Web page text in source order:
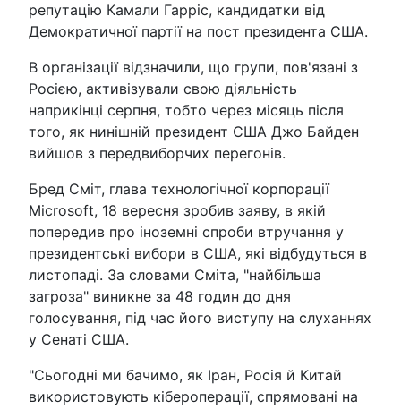
репутацію Камали Гарріс, кандидатки від
Демократичної партії на пост президента США.
В організації відзначили, що групи, пов'язані з
Росією, активізували свою діяльність
наприкінці серпня, тобто через місяць після
того, як нинішній президент США Джо Байден
вийшов з передвиборчих перегонів.
Бред Сміт, глава технологічної корпорації
Microsoft, 18 вересня зробив заяву, в якій
попередив про іноземні спроби втручання у
президентські вибори в США, які відбудуться в
листопаді. За словами Сміта, "найбільша
загроза" виникне за 48 годин до дня
голосування, під час його виступу на слуханнях
у Сенаті США.
"Сьогодні ми бачимо, як Іран, Росія й Китай
використовують кібероперації, спрямовані на